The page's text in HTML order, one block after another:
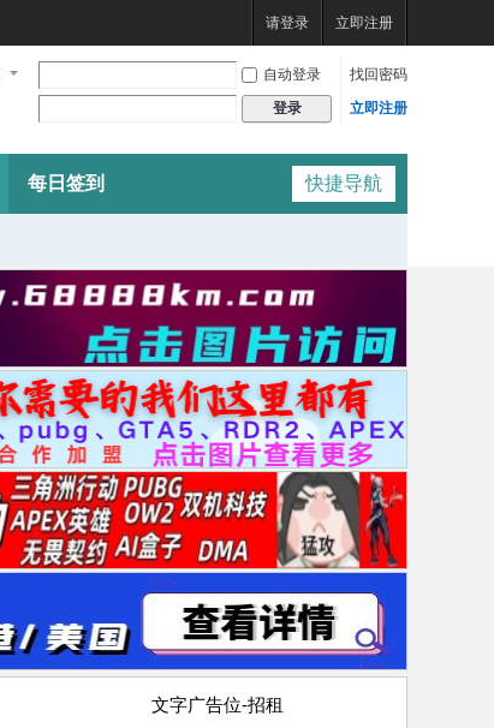
请登录 立即注册
自动登录
找回密码
登录 立即注册
快捷导航
每日签到
文字广告位-招租